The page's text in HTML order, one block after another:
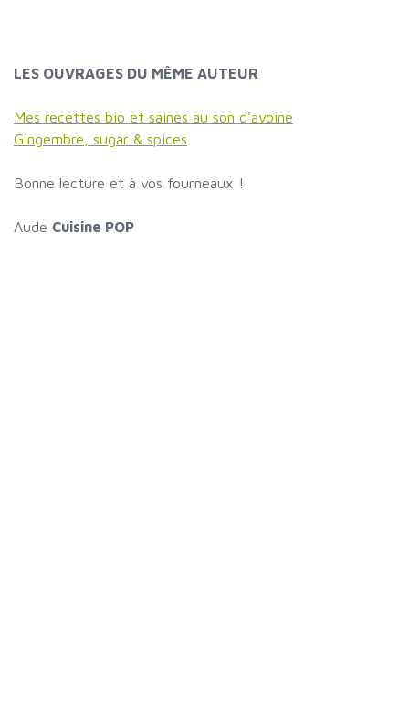
LES OUVRAGES DU MÊME AUTEUR
Mes recettes bio et saines au son d'avoine
Gingembre, sugar & spices
Bonne lecture et à vos fourneaux !
Aude Cuisine POP